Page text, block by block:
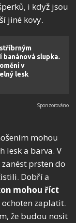
i když jsou
jiné kovy.
slupka.
v
lesk
mohou
lesk a barva. V
prsten do
Dobří a
mohou říct
zaplatit.
že budou nosit